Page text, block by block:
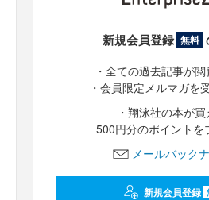
新規会員登録 無料
・全ての過去記事が
・会員限定メルマガを
・翔泳社の本が買
500円分のポイントを
メールバック
新規会員登録